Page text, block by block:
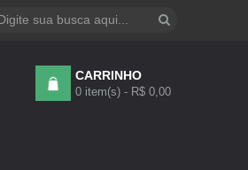
CARRINHO
0 item(s) - R$ 0,00